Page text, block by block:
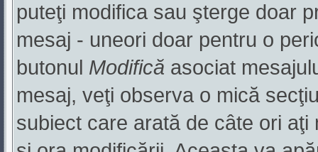
puteţi modifica sau şterge doar
mesaj - uneori doar pentru o
butonul Modifică asociat
mesaj, veţi observa o mică
subiect care arată de câte ori